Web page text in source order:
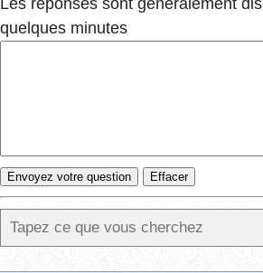
Les réponses sont généralement
quelques minutes